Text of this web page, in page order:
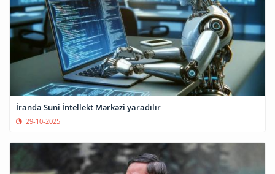
İranda Süni İntellekt Mərkəzi yaradılır
29-10-2025